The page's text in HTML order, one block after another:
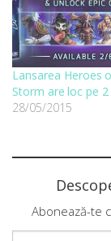
Lansarea Heroes
Storm are loc pe 2
28/05/2015
Abonează-te
Tastează emailul tău...